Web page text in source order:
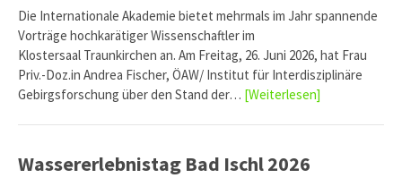
Die Internationale Akademie bietet mehrmals im Jahr spannende
Vorträge hochkarätiger Wissenschaftler im
Klostersaal Traunkirchen an. Am Freitag, 26. Juni 2026, hat Frau
Priv.-Doz.in Andrea Fischer, ÖAW/ Institut für Interdisziplinäre
Gebirgsforschung über den Stand der… [Weiterlesen]
Wassererlebnistag Bad Ischl 2026